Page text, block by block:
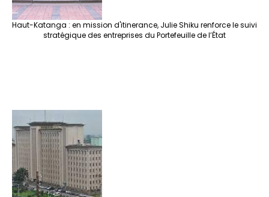
Haut-Katanga : en mission d'itinerance, Julie Shiku renforce le suivi
stratégique des entreprises du Portefeuille de l’État